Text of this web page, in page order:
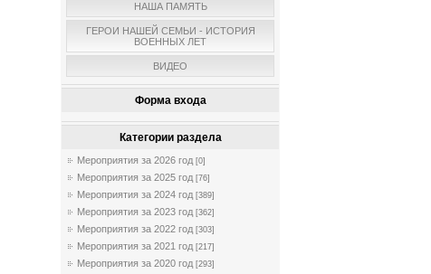
НАША ПАМЯТЬ
ГЕРОИ НАШЕЙ СЕМЬИ - ИСТОРИЯ
ВОЕННЫХ ЛЕТ
ВИДЕО
Форма входа
Категории раздела
Мероприятия за 2026 год [0]
Мероприятия за 2025 год [76]
Мероприятия за 2024 год [389]
Мероприятия за 2023 год [362]
Мероприятия за 2022 год [303]
Мероприятия за 2021 год [217]
Мероприятия за 2020 год [293]